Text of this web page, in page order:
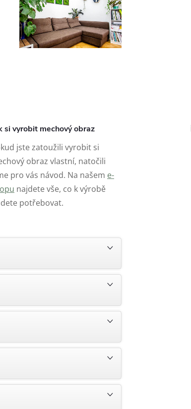
si vyrobit mechový obraz
jste zatoužili vyrobit si
obraz vlastní, natočili
pro vás návod. Na našem e-
najdete vše, co k výrobě
potřebovat.